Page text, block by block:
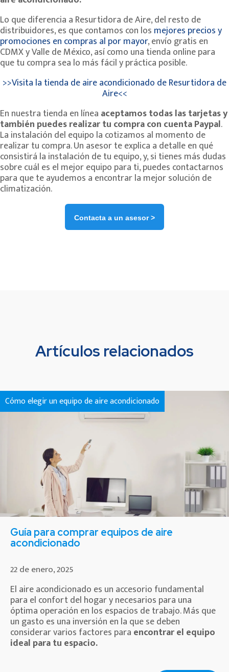
Lo que diferencia a Resurtidora de Aire, del resto de
distribuidores, es que contamos con los mejores precios y
promociones en compras al por mayor, envío gratis en
CDMX y Valle de México, así como una tienda online para
que tu compra sea lo más fácil y práctica posible.
>>Visita la tienda de aire acondicionado de Resurtidora de
Aire<<
En nuestra tienda en línea aceptamos todas las tarjetas y
también puedes realizar tu compra con cuenta Paypal.
La instalación del equipo la cotizamos al momento de
realizar tu compra. Un asesor te explica a detalle en qué
consistirá la instalación de tu equipo, y, si tienes más dudas
sobre cuál es el mejor equipo para ti, puedes contactarnos
para que te ayudemos a encontrar la mejor solución de
climatización.
Contacta a un asesor >
Artículos relacionados
Cómo elegir un equipo de aire acondicionado
Guía para comprar equipos de aire
acondicionado
22 de enero, 2025
El aire acondicionado es un accesorio fundamental
para el confort del hogar y necesarios para una
óptima operación en los espacios de trabajo. Más que
un gasto es una inversión en la que se deben
considerar varios factores para encontrar el equipo
ideal para tu espacio.